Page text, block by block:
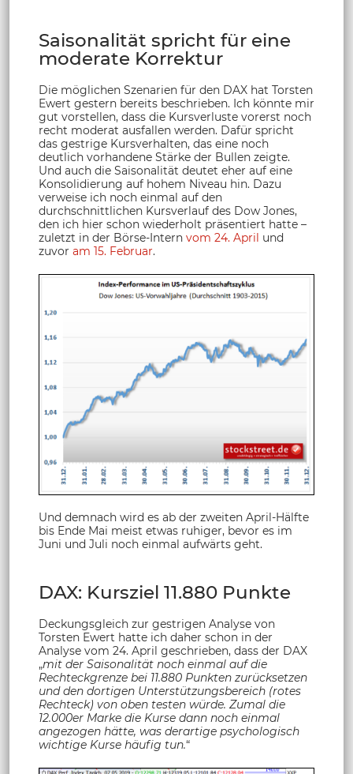
Saisonalität spricht für eine
moderate Korrektur
Die möglichen Szenarien für den DAX hat Torsten
Ewert gestern bereits beschrieben. Ich könnte mir
gut vorstellen, dass die Kursverluste vorerst noch
recht moderat ausfallen werden. Dafür spricht
das gestrige Kursverhalten, das eine noch
deutlich vorhandene Stärke der Bullen zeigte.
Und auch die Saisonalität deutet eher auf eine
Konsolidierung auf hohem Niveau hin. Dazu
verweise ich noch einmal auf den
durchschnittlichen Kursverlauf des Dow Jones,
den ich hier schon wiederholt präsentiert hatte –
zuletzt in der Börse-Intern vom 24. April und
zuvor am 15. Februar.
Und demnach wird es ab der zweiten April-Hälfte
bis Ende Mai meist etwas ruhiger, bevor es im
Juni und Juli noch einmal aufwärts geht.
DAX: Kursziel 11.880 Punkte
Deckungsgleich zur gestrigen Analyse von
Torsten Ewert hatte ich daher schon in der
Analyse vom 24. April geschrieben, dass der DAX
„mit der Saisonalität noch einmal auf die
Rechteckgrenze bei 11.880 Punkten zurücksetzen
und den dortigen Unterstützungsbereich (rotes
Rechteck) von oben testen würde. Zumal die
12.000er Marke die Kurse dann noch einmal
angezogen hätte, was derartige psychologisch
wichtige Kurse häufig tun.“